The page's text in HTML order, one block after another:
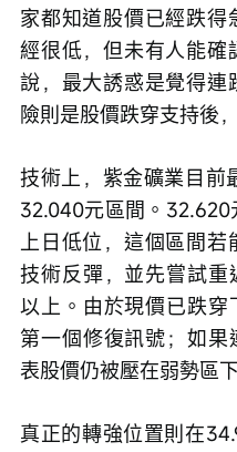
家都知道股價已經跌得
經很低，但未有人能確
說，最大誘惑是覺得連
險則是股價跌穿支持後
技術上，紫金礦業目前
32.040元區間。
上日低位，這個區間
技術反彈，並先嘗試重
以上。由於現價已跌穿
第一個修復訊號；如果
表股價仍被壓在弱勢區
真正的轉強位置則在